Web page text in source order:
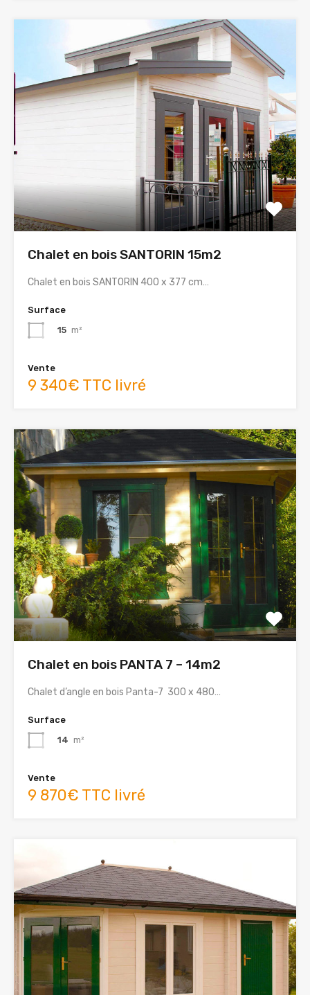
Chalet en bois SANTORIN 15m2
Chalet en bois SANTORIN 400 x 377 cm…
Surface
15 m²
Vente
9 340€ TTC livré
Chalet en bois PANTA 7 – 14m2
Chalet d’angle en bois Panta-7 300 x 480…
Surface
14 m²
Vente
9 870€ TTC livré